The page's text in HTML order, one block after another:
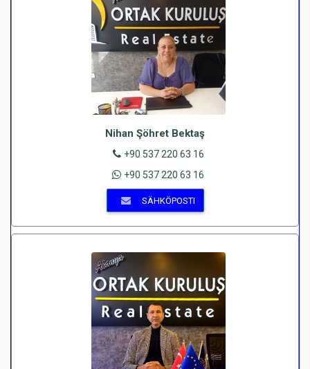
Nihan Şöhret Bektaş
+90 537 220 63 16
+90 537 220 63 16
SÄHKÖPOSTI